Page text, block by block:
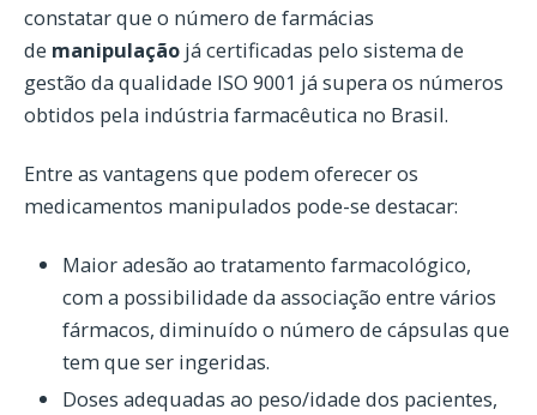
constatar que o número de farmácias
de manipulação já certificadas pelo sistema de
gestão da qualidade ISO 9001 já supera os números
obtidos pela indústria farmacêutica no Brasil.
Entre as vantagens que podem oferecer os
medicamentos manipulados pode-se destacar:
Maior adesão ao tratamento farmacológico,
com a possibilidade da associação entre vários
fármacos, diminuído o número de cápsulas que
tem que ser ingeridas.
Doses adequadas ao peso/idade dos pacientes,